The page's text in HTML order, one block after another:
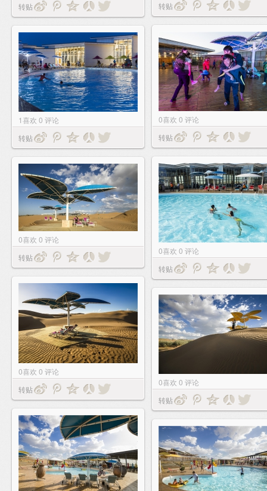
转贴
转贴
0喜欢 0 评论
转贴
1喜欢 0 评论
转贴
0喜欢 0 评论
转贴
0喜欢 0 评论
转贴
0喜欢 0 评论
转贴
0喜欢 0 评论
转贴